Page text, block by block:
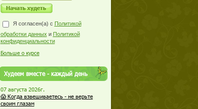
Я согласен(а) с Политикой
обработки данных и Политикой
конфиденциальности
Больше о курсе
Худеем вместе - каждый день
07 августа 2026г.
😱 Когда взвешиваетесь - не верьте
своим глазам